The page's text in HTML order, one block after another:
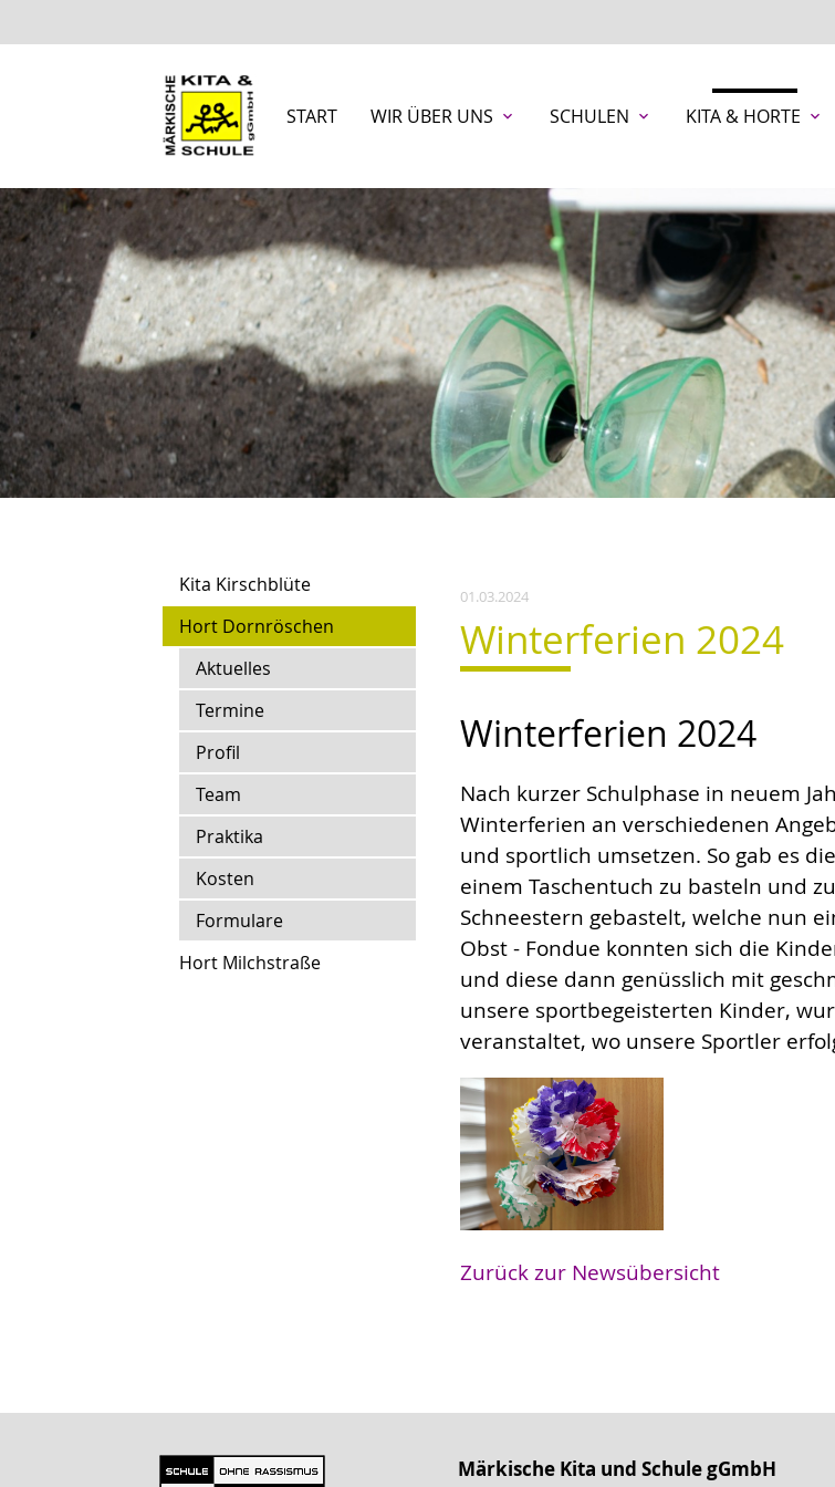
START WIR ÜBER UNS expand_more SCHULEN expand_more KITA & HORTE expand_more
Suchbegriffe
01.03.2024
Winterferien 2024
Winterferien 2024
Nach kurzer Schulphase in neuem
Winterferien an verschiedenen
und sportlich umsetzen. So gab es
einem Taschentuch zu basteln und
Schneestern gebastelt, welche nun
Obst - Fondue konnten sich die
und diese dann genüsslich mit
unsere sportbegeisterten Kinder,
veranstaltet, wo unsere Sportler
Zurück zur Newsübersicht
Kita Kirschblüte
Hort Dornröschen
Aktuelles
Termine
Profil
Team
Praktika
Kosten
Formulare
Hort Milchstraße
Märkische Kita und Schule gGmbH